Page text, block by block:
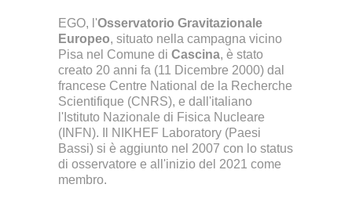
EGO, l'Osservatorio Gravitazionale
Europeo, situato nella campagna vicino
Pisa nel Comune di Cascina, è stato
creato 20 anni fa (11 Dicembre 2000) dal
francese Centre National de la Recherche
Scientifique (CNRS), e dall'italiano
l'Istituto Nazionale di Fisica Nucleare
(INFN). Il NIKHEF Laboratory (Paesi
Bassi) si è aggiunto nel 2007 con lo status
di osservatore e all'inizio del 2021 come
membro.